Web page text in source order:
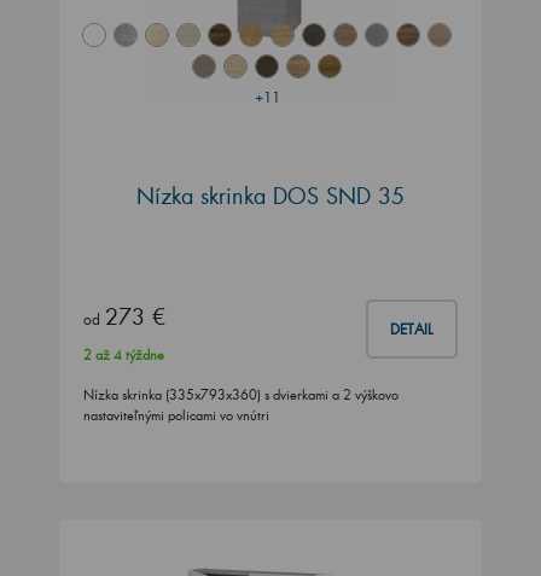
+11
Nízka skrinka DOS SND 35
od 273 € DETAIL
2 až 4 týždne
Nízka skrinka (335x793x360) s dvierkami a 2 výškovo
nastaviteľnými policami vo vnútri